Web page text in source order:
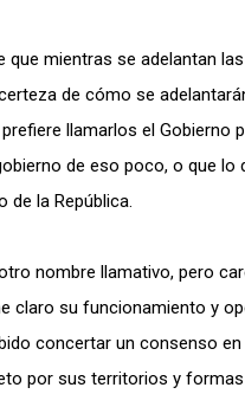
que mientras se adelantan
de cómo se
llamarlos el Gobierno
de eso poco, o que
de la República.
nombre llamativo, pero
claro su funcionamiento y
concertar un consenso
por sus territorios y